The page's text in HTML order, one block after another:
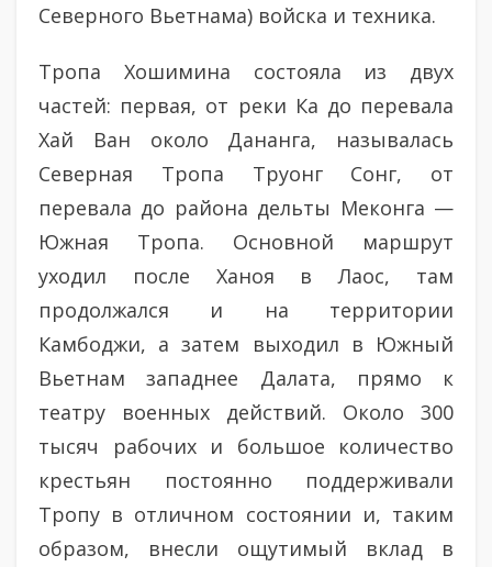
Северного Вьетнама) войска и техника.
Тропа Хошимина состояла из двух
частей: первая, от реки Ка до перевала
Хай Ван около Дананга, называлась
Северная Тропа Труонг Сонг, от
перевала до района дельты Меконга —
Южная Тропа. Основной маршрут
уходил после Ханоя в Лаос, там
продолжался и на территории
Камбоджи, а затем выходил в Южный
Вьетнам западнее Далата, прямо к
театру военных действий. Около 300
тысяч рабочих и большое количество
крестьян постоянно поддерживали
Тропу в отличном состоянии и, таким
образом, внесли ощутимый вклад в